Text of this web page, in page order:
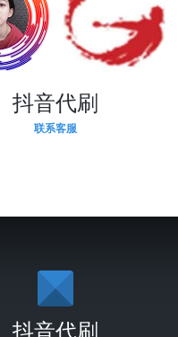
抖音代刷
联系客服
抖音代刷